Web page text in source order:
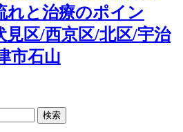
れと治療のポイン
区/西京区/北区/宇治
市石山